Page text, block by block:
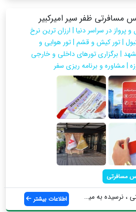
مسافرتی ظفر سیر امیرکبیر
و پرواز در سراسر دنیا | ارزان ترین نرخ
| تور کیش و قشم | تور هوایی و
| برگزاری تورهای داخلی و خارجی
| مشاوره و برنامه ریزی سفر
مسافرتی
نرسیده به میدا... اطلاعات بیشتر